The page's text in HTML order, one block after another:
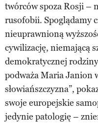
twórców spoza Rosji –
rusofobii. Spoglądamy
nieuprawnioną
cywilizację, niemającą
demokratycznej
podważa Maria Janion
słowiańszczyzna”,
swoje europejskie
jedynie patologię –